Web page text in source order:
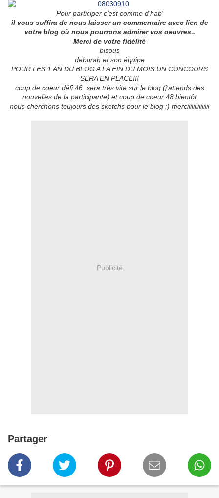
Pour participer c'est comme d'hab'
il vous suffira de nous laisser un commentaire avec lien de
votre blog où nous pourrons admirer vos oeuvres..
Merci de votre fidélité
bisous
deborah et son équipe
POUR LES 1 AN DU BLOG A LA FIN DU MOIS UN CONCOURS
SERA EN PLACE!!!
coup de coeur défi 46 sera très vite sur le blog (j'attends des
nouvelles de la participante) et coup de coeur 48 bientôt
nous cherchons toujours des sketchs pour le blog :) merciiiiiiiiiiiiiii
Publicité
Partager